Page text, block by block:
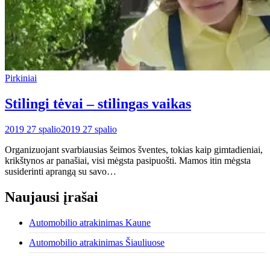
Pirkiniai
Stilingi tėvai – stilingas vaikas
2019 27 spalio2019 27 spalio
Organizuojant svarbiausias šeimos šventes, tokias kaip gimtadieniai,
krikštynos ar panašiai, visi mėgsta pasipuošti. Mamos itin mėgsta
susiderinti aprangą su savo…
Naujausi įrašai
Automobilio atrakinimas Kaune
Automobilio atrakinimas Šiauliuose